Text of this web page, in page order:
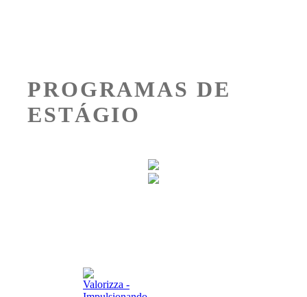
PROGRAMAS DE
ESTÁGIO